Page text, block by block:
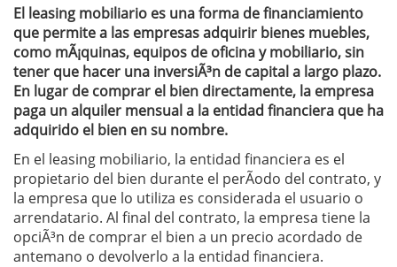
El leasing mobiliario es una forma de financiamiento
que permite a las empresas adquirir bienes muebles,
como mÃ¡quinas, equipos de oficina y mobiliario, sin
tener que hacer una inversiÃ³n de capital a largo plazo.
En lugar de comprar el bien directamente, la empresa
paga un alquiler mensual a la entidad financiera que ha
adquirido el bien en su nombre.
En el leasing mobiliario, la entidad financiera es el
propietario del bien durante el perÃ­odo del contrato, y
la empresa que lo utiliza es considerada el usuario o
arrendatario. Al final del contrato, la empresa tiene la
opciÃ³n de comprar el bien a un precio acordado de
antemano o devolverlo a la entidad financiera.